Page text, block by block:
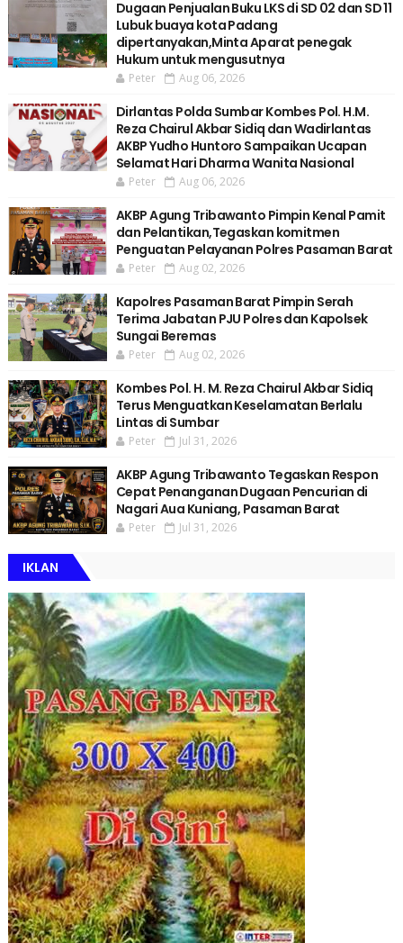
Dugaan Penjualan Buku LKS di SD 02 dan SD 11
Lubuk buaya kota Padang
dipertanyakan,Minta Aparat penegak
Hukum untuk mengusutnya
Peter Aug 06, 2026
Dirlantas Polda Sumbar Kombes Pol. H.M.
Reza Chairul Akbar Sidiq dan Wadirlantas
AKBP Yudho Huntoro Sampaikan Ucapan
Selamat Hari Dharma Wanita Nasional
Peter Aug 06, 2026
AKBP Agung Tribawanto Pimpin Kenal Pamit
dan Pelantikan,Tegaskan komitmen
Penguatan Pelayanan Polres Pasaman Barat
Peter Aug 02, 2026
Kapolres Pasaman Barat Pimpin Serah
Terima Jabatan PJU Polres dan Kapolsek
Sungai Beremas
Peter Aug 02, 2026
Kombes Pol. H. M. Reza Chairul Akbar Sidiq
Terus Menguatkan Keselamatan Berlalu
Lintas di Sumbar
Peter Jul 31, 2026
AKBP Agung Tribawanto Tegaskan Respon
Cepat Penanganan Dugaan Pencurian di
Nagari Aua Kuniang, Pasaman Barat
Peter Jul 31, 2026
IKLAN